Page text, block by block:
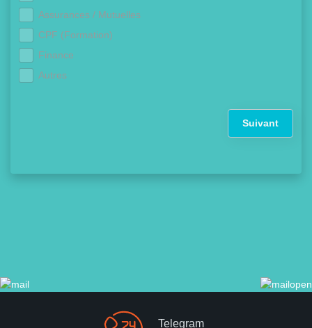
Assurances / Mutuelles
CPF (Formation)
Finance
Autres
Suivant
Telegram